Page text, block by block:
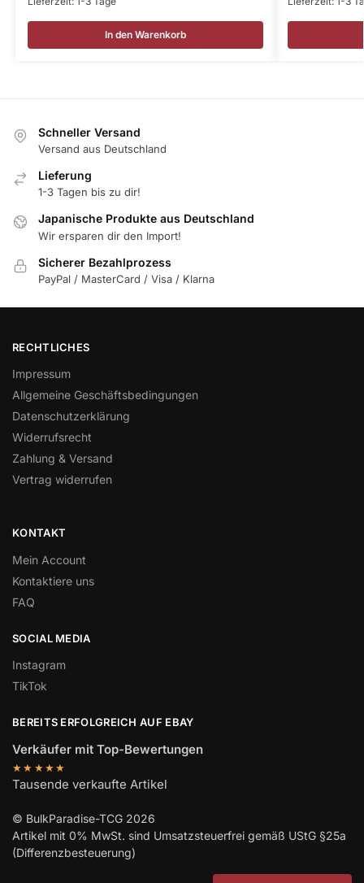
In den Warenkorb
Schneller Versand
Versand aus Deutschland
Lieferung
1-3 Tagen bis zu dir!
Japanische Produkte aus Deutschland
Wir ersparen dir den Import!
Sicherer Bezahlprozess
PayPal / MasterCard / Visa / Klarna
RECHTLICHES
Impressum
Allgemeine Geschäftsbedingungen
Datenschutzerklärung
Widerrufsrecht
Zahlung & Versand
Vertrag widerrufen
KONTAKT
Mein Account
Kontaktiere uns
FAQ
SOCIAL MEDIA
Instagram
TikTok
BEREITS ERFOLGREICH AUF EBAY
Verkäufer mit Top-Bewertungen
★★★★★
Tausende verkaufte Artikel
© BulkParadise-TCG 2026
Artikel mit 0% MwSt. sind Umsatzsteuerfrei gemäß UStG §25a
(Differenzbesteuerung)